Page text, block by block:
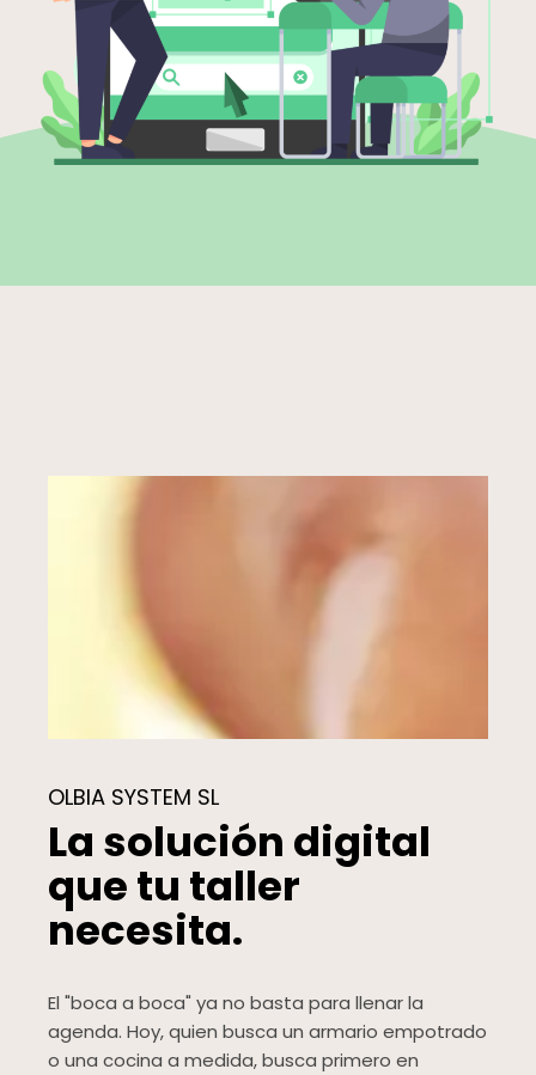
OLBIA SYSTEM SL
La solución digital
que tu taller
necesita.
El "boca a boca" ya no basta para llenar la
agenda. Hoy, quien busca un armario empotrado
o una cocina a medida, busca primero en